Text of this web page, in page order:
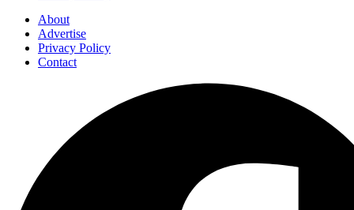
About
Advertise
Privacy Policy
Contact